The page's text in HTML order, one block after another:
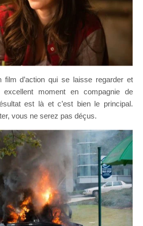
film d’action qui se laisse regarder et
moment en compagnie de
est là et c’est bien le principal.
vous ne serez pas déçus.